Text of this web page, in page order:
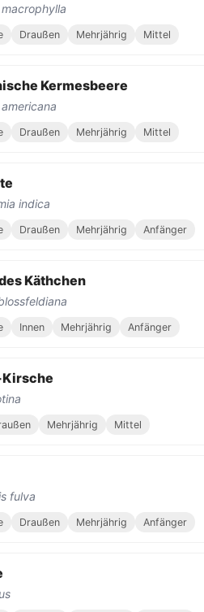
Draußen Mehrjährig Mittel
Kermesbeere
Draußen Mehrjährig Mittel
indica
Draußen Mehrjährig Anfänger
Käthchen
Innen Mehrjährig Anfänger
Mehrjährig Mittel
fulva
Draußen Mehrjährig Anfänger